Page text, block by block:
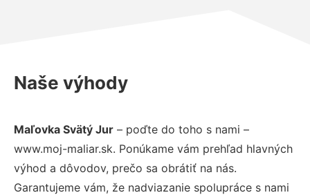
Naše výhody
Maľovka Svätý Jur – poďte do toho s nami –
www.moj-maliar.sk. Ponúkame vám prehľad hlavných
výhod a dôvodov, prečo sa obrátiť na nás.
Garantujeme vám, že nadviazanie spolupráce s nami